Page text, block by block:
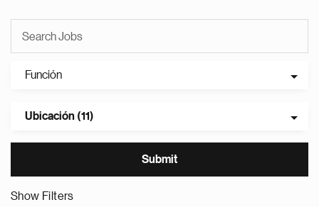
Función
Ubicación (11)
Show Filters